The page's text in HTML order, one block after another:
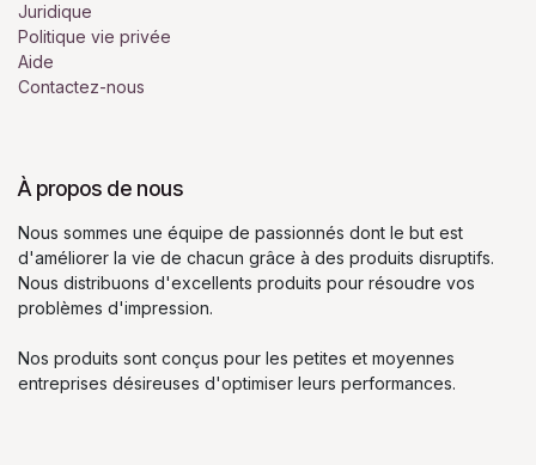
Juridique
Politique vie privée
Aide
Contactez-nous
À propos de nous
Nous sommes une équipe de passionnés dont le but est
d'améliorer la vie de chacun grâce à des produits disruptifs.
Nous distribuons d'excellents produits pour résoudre vos
problèmes d'impression.
Nos produits sont conçus pour les petites et moyennes
entreprises désireuses d'optimiser leurs performances.